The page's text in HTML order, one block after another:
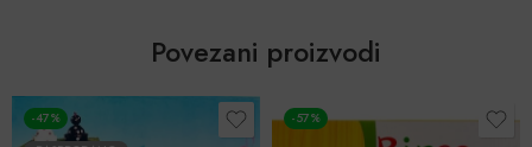
Povezani proizvodi
-47%
-57%